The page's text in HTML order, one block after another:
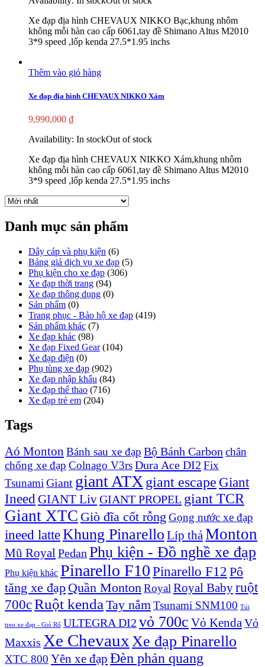
Xe đạp địa hình CHEVAUX NIKKO Bạc,khung nhôm
không mỗi hàn cao cấp 6061,tay đề Shimano Altus M2010
3*9 speed ,lốp kenda 27.5*1.95 inchs
Thêm vào giỏ hàng
Xe đạp địa hình CHEVAUX NIKKO Xám
9,990,000 ₫
Availability: In stockOut of stock
Xe đạp địa hình CHEVAUX NIKKO Xám,khung nhôm
không mỗi hàn cao cấp 6061,tay đề Shimano Altus M2010
3*9 speed ,lốp kenda 27.5*1.95 inchs
Danh mục sản phẩm
Dây cáp và phụ kiện (6)
Bảng giá dịch vụ xe đạp (5)
Phụ kiện cho xe đạp (306)
Xe đạp thời trang (94)
Xe đạp thông dụng (0)
Sản phẩm (0)
Trang phục - Bảo hộ xe đạp (419)
Sản phẩm khác (7)
Xe đạp khác (98)
Xe đạp Fixed Gear (104)
Xe đạp điện (0)
Phụ tùng xe đạp (902)
Xe đạp nhập khẩu (84)
Xe đạp thể thao (716)
Xe đạp trẻ em (204)
Tags
Aó Monton Bánh sau xe đạp Bộ Bánh Carbon chân
chống xe đạp Colnago V3rsDura Ace DI2 Fix
TsunamiGiant giant ATXgiant escape Giant
IneedGIANT LivGIANT PROPEL giant TCR
Giant XTC Giò đĩa cốt rỗng Gọng nước xe đạp
ineed latteKhung Pinarello Líp thảMonton
Mũ Royal Pedan Phụ kiện - Đồ nghề xe đạp
Phụ kiện khác Pinarello F10Pinarello F12 Pô
tăng xe đạp Quần MontonRoyalRoyal Babyruột
700cRuột kendaTay nắmTsunami SNM100 Túi
treo xe đạp - Giỏ Rổ ULTEGRA DI2 vỏ 700c Vỏ KendaVỏ
Maxxis Xe ChevauxXe đạp Pinarello
XTC 800 Yên xe đạp Đèn phản quang